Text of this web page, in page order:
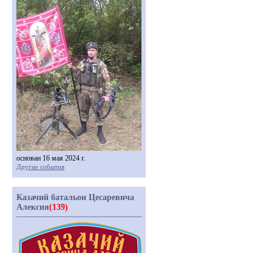
основан 16 мая 2024 г.
Другие события
Казачий батальон Цесаревича
Алексия(139)